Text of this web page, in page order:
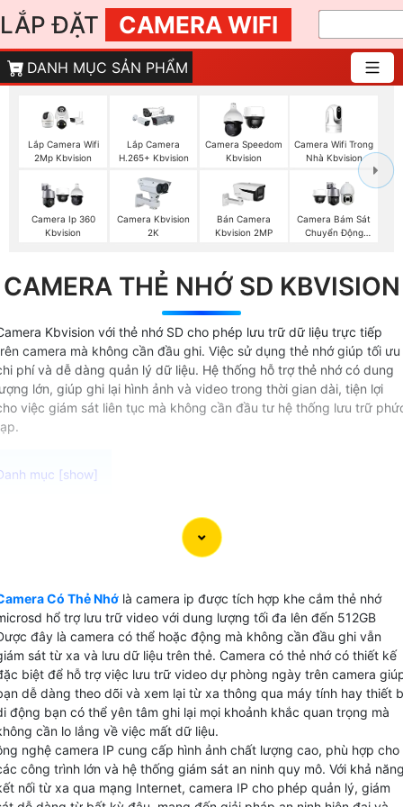
LẮP ĐẶT CAMERA WIFI
DANH MỤC SẢN PHẨM
Lắp Camera Wifi
2Mp Kbvision
Lắp Camera
H.265+ Kbvision
Camera Speedom
Kbvision
Camera Wifi Trong
Nhà Kbvision
Camera Ip 360
Kbvision
Camera Kbvision
2K
Bán Camera
Kbvision 2MP
Camera Bám Sát
Chuyển Động
CAMERA THẺ NHỚ SD KBVISION
Kbvision với thẻ nhớ SD cho phép lưu trữ dữ liệu trực tiếp
camera mà không cần đầu ghi. Việc sử dụng thẻ nhớ giúp tối ưu
phí và dễ dàng quản lý dữ liệu. Hệ thống hỗ trợ thẻ nhớ có dung
lớn, giúp ghi lại hình ảnh và video trong thời gian dài, tiện lợi
việc giám sát liên tục mà không cần đầu tư hệ thống lưu trữ
Có Thẻ Nhớ KBvision là dòng cmaera ip có slot
hổ trợ dung lượng tối đa 512GB với chuẩn nén
nối với đầu ghi camera. Với khả năng lưu video trực tiếp
thẻ microSD do đó có thể hoạt động độc lập mà
đầu ghi camera phức tạp hay ổ cứng lưu trữ phụ.
Có Thẻ Nhớ là camera ip được tích hợp khe cắm thẻ nhớ
hổ trợ lưu trữ video với dung lượng tối đa lên đến 512GB
đây là camera có thể hoặc động mà không cần đầu ghi vẫn
sát từ xa và lưu dữ liệu trên thẻ. Camera có thẻ nhớ có thiết kế
biệt để hỗ trợ việc lưu trữ video dự phòng ngày trên camera
dễ dàng theo dõi và xem lại từ xa thông qua máy tính hay thiết
động bạn có thể yên tâm ghi lại mọi khoảnh khắc quan trọng mà
cần lo lắng về việc mất dữ liệu.
nghệ camera IP cung cấp hình ảnh chất lượng cao, phù hợp cho
công trình lớn và hệ thống giám sát an ninh quy mô. Với khả
nối từ xa qua mạng Internet, camera IP cho phép quản lý, giám